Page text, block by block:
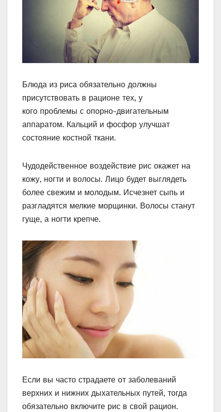
Блюда из риса обязательно должны
присутствовать в рационе тех, у
кого проблемы с опорно-двигательным
аппаратом. Кальций и фосфор улучшат
состояние костной ткани.
Чудодейственное воздействие рис окажет на
кожу, ногти и волосы. Лицо будет выглядеть
более свежим и молодым. Исчезнет сыпь и
разгладятся мелкие морщинки. Волосы станут
гуще, а ногти крепче.
Если вы часто страдаете от заболеваний
верхних и нижних дыхательных путей, тогда
обязательно включите рис в свой рацион.